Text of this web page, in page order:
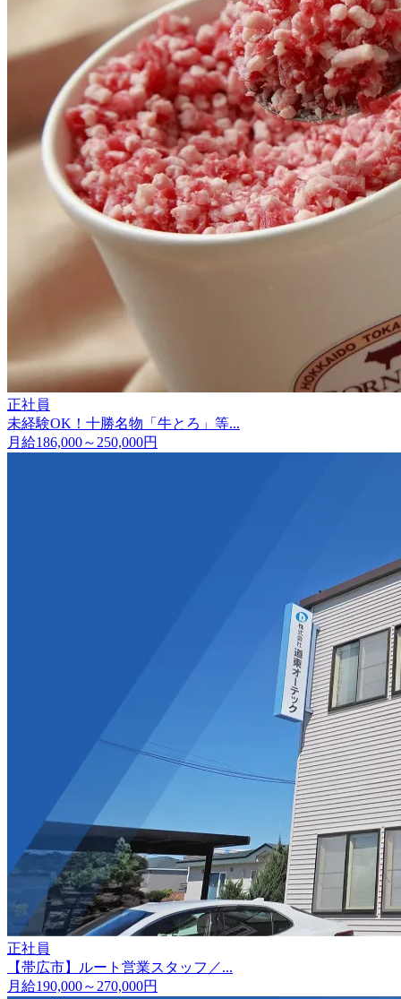
正社員
未経験OK！十勝名物「牛とろ」等...
月給186,000～250,000円
正社員
【帯広市】ルート営業スタッフ／...
月給190,000～270,000円